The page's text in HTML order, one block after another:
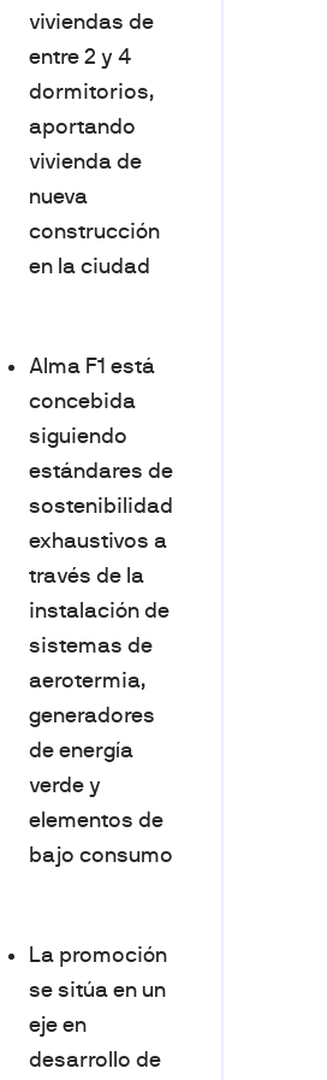
viviendas de
entre 2 y 4
dormitorios,
aportando
vivienda de
nueva
construcción
en la ciudad
Alma F1 está
concebida
siguiendo
estándares de
sostenibilidad
exhaustivos a
través de la
instalación de
sistemas de
aerotermia,
generadores
de energía
verde y
elementos de
bajo consumo
La promoción
se sitúa en un
eje en
desarrollo de